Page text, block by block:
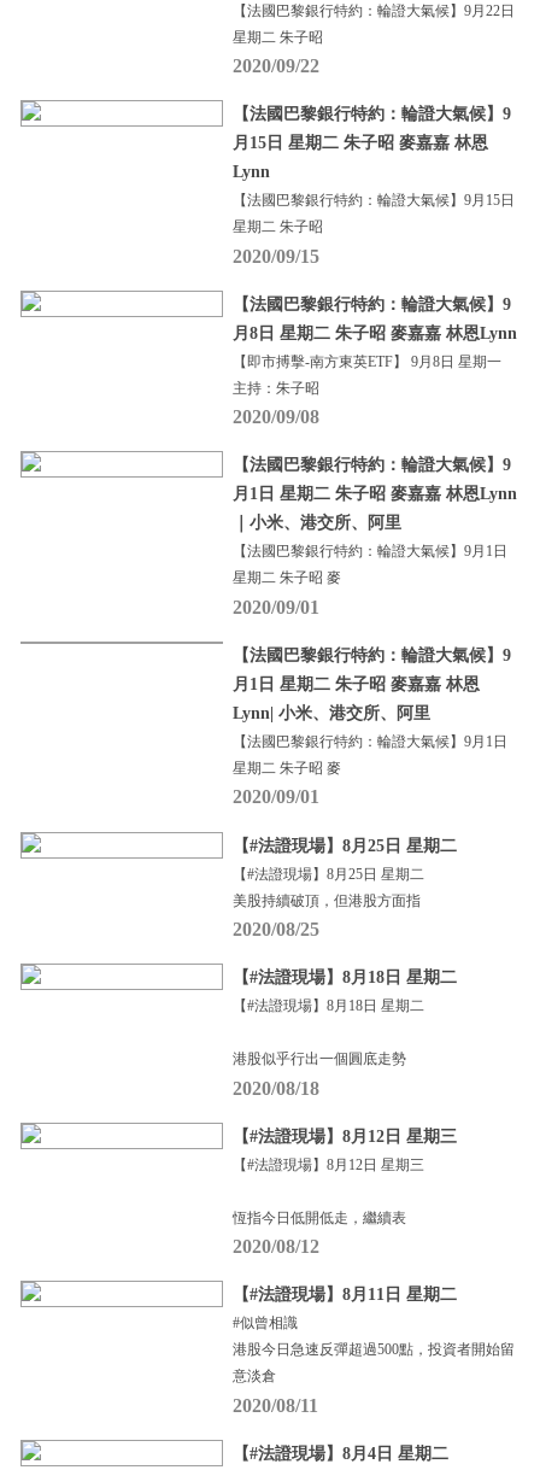
【法國巴黎銀行特約：輪證大氣候】9月22日
星期二 朱子昭
2020/09/22
【法國巴黎銀行特約：輪證大氣候】9
月15日 星期二 朱子昭 麥嘉嘉 林恩
Lynn
【法國巴黎銀行特約：輪證大氣候】9月15日
星期二 朱子昭
2020/09/15
【法國巴黎銀行特約：輪證大氣候】9
月8日 星期二 朱子昭 麥嘉嘉 林恩Lynn
【即市搏擊-南方東英ETF】 9月8日 星期一
主持：朱子昭
2020/09/08
【法國巴黎銀行特約：輪證大氣候】9
月1日 星期二 朱子昭 麥嘉嘉 林恩Lynn
｜小米、港交所、阿里
【法國巴黎銀行特約：輪證大氣候】9月1日
星期二 朱子昭 麥
2020/09/01
【法國巴黎銀行特約：輪證大氣候】9
月1日 星期二 朱子昭 麥嘉嘉 林恩
Lynn| 小米、港交所、阿里
【法國巴黎銀行特約：輪證大氣候】9月1日
星期二 朱子昭 麥
2020/09/01
【#法證現場】8月25日 星期二
【#法證現場】8月25日 星期二
美股持續破頂，但港股方面指
2020/08/25
【#法證現場】8月18日 星期二
【#法證現場】8月18日 星期二
港股似乎行出一個圓底走勢
2020/08/18
【#法證現場】8月12日 星期三
【#法證現場】8月12日 星期三
恆指今日低開低走，繼續表
2020/08/12
【#法證現場】8月11日 星期二
#似曾相識
港股今日急速反彈超過500點，投資者開始留
意淡倉
2020/08/11
【#法證現場】8月4日 星期二